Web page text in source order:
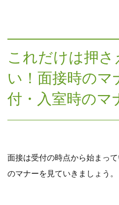
これだけは押さ
い！面接時のマ
付・入室時のマ
面接は受付の時点から始まっ
のマナーを見ていきましょう。